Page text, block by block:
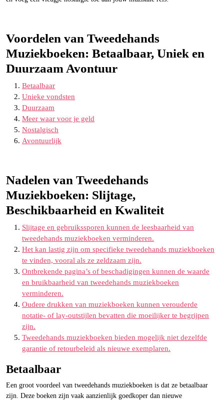
Voordelen van Tweedehands
Muziekboeken: Betaalbaar, Uniek en
Duurzaam Avontuur
Betaalbaar
Unieke vondsten
Duurzaam
Meer waar voor je geld
Nostalgisch
Avontuurlijk
Nadelen van Tweedehands
Muziekboeken: Slijtage,
Beschikbaarheid en Kwaliteit
Slijtage en gebruikssporen kunnen de leesbaarheid van
tweedehands muziekboeken verminderen.
Het kan lastig zijn om specifieke tweedehands muziekboeken
te vinden, vooral als ze zeldzaam zijn.
Ontbrekende pagina’s of beschadigingen kunnen de waarde
en bruikbaarheid van tweedehands muziekboeken
verminderen.
Oudere drukken van muziekboeken kunnen verouderde
notatie- of lay-outstijlen bevatten die moeilijker te begrijpen
zijn.
Tweedehands muziekboeken bieden mogelijk niet dezelfde
garantie of retourbeleid als nieuwe exemplaren.
Betaalbaar
Een groot voordeel van tweedehands muziekboeken is dat ze betaalbaar
zijn. Deze boeken zijn vaak aanzienlijk goedkoper dan nieuwe